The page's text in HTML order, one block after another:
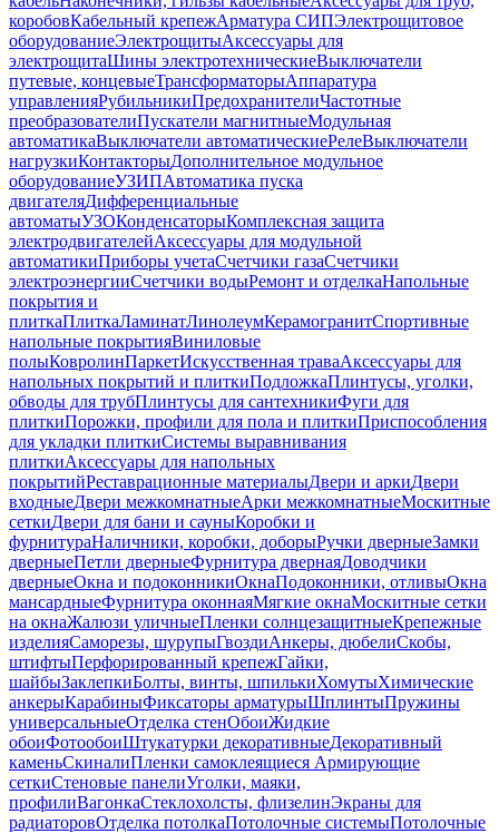
коробовКабельный крепежАрматура СИПЭлектрощитовое
оборудованиеЭлектрощитыАксессуары для
электрощитаШины электротехническиеВыключатели
путевые, концевыеТрансформаторыАппаратура
управленияРубильникиПредохранителиЧастотные
преобразователиПускатели магнитныеМодульная
автоматикаВыключатели автоматическиеРелеВыключатели
нагрузкиКонтакторыДополнительное модульное
оборудованиеУЗИПАвтоматика пуска
двигателяДифференциальные
автоматыУЗОКонденсаторыКомплексная защита
электродвигателейАксессуары для модульной
автоматикиПриборы учетаСчетчики газаСчетчики
электроэнергииСчетчики водыРемонт и отделкаНапольные
покрытия и
плиткаПлиткаЛаминатЛинолеумКерамогранитСпортивные
напольные покрытияВиниловые
полыКовролинПаркетИскусственная траваАксессуары для
напольных покрытий и плиткиПодложкаПлинтусы, уголки,
обводы для трубПлинтусы для сантехникиФуги для
плиткиПорожки, профили для пола и плиткиПриспособления
для укладки плиткиСистемы выравнивания
плиткиАксессуары для напольных
покрытийРеставрационные материалыДвери и аркиДвери
входныеДвери межкомнатныеАрки межкомнатныеМоскитные
сеткиДвери для бани и сауныКоробки и
фурнитураНаличники, коробки, доборыРучки дверныеЗамки
дверныеПетли дверныеФурнитура двернаяДоводчики
дверныеОкна и подоконникиОкнаПодоконники, отливыОкна
мансардныеФурнитура оконнаяМягкие окнаМоскитные сетки
на окнаЖалюзи уличныеПленки солнцезащитныеКрепежные
изделияСаморезы, шурупыГвоздиАнкеры, дюбелиСкобы,
штифтыПерфорированный крепежГайки,
шайбыЗаклепкиБолты, винты, шпилькиХомутыХимические
анкерыКарабиныФиксаторы арматурыШплинтыПружины
универсальныеОтделка стенОбоиЖидкие
обоиФотообоиШтукатурки декоративныеДекоративный
каменьСкиналиПленки самоклеящиеся Армирующие
сеткиСтеновые панелиУголки, маяки,
профилиВагонкаСтеклохолсты, флизелинЭкраны для
радиаторовОтделка потолкаПотолочные системыПотолочные